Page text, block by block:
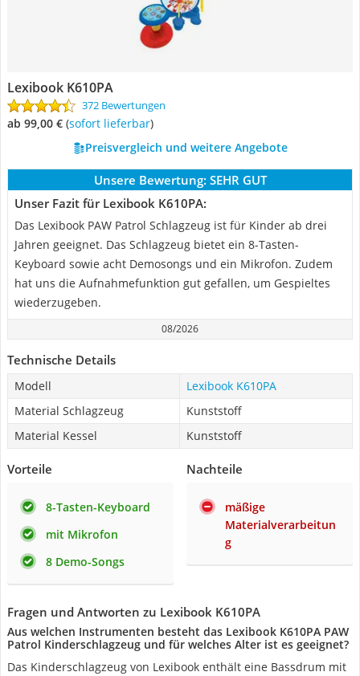
Lexibook K610PA
372 Bewertungen
ab 99,00 € ( Sofort lieferbar)
Preisvergleich und weitere Angebote
Unsere Bewertung: SEHR GUT
Unser Fazit für Lexibook K610PA:
Das Lexibook PAW Patrol Schlagzeug ist für Kinder ab drei
Jahren geeignet. Das Schlagzeug bietet ein 8-Tasten-
Keyboard sowie acht Demosongs und ein Mikrofon. Zudem
hat uns die Aufnahmefunktion gut gefallen, um Gespieltes
wiederzugeben.
08/2026
Technische Details
Modell
Lexibook K610PA
Material Schlagzeug
Kunststoff
Material Kessel
Kunststoff
Vorteile
8-Tasten-Keyboard
mit Mikrofon
8 Demo-Songs
Nachteile
mäßige
Materialverarbeitun
g
Fragen und Antworten zu Lexibook K610PA
Aus welchen Instrumenten besteht das Lexibook K610PA PAW
Patrol Kinderschlagzeug und für welches Alter ist es geeignet?
Das Kinderschlagzeug von Lexibook enthält eine Bassdrum mit